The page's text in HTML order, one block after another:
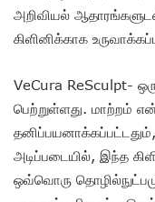
அறிவியல்
கிளினிக்காக
VeCura ReSculpt-
பெற்றுள்ளது. மாற்றம்
அடிப்படையில், இந்த
ஒவ்வொரு